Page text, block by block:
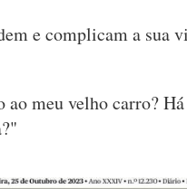
e complicam a sua
ao meu velho carro?